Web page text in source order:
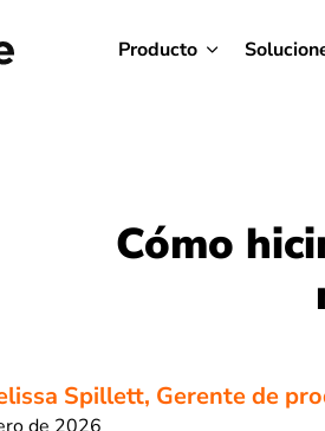
Producto
Cómo
Spillett, Gerente de
de 2026